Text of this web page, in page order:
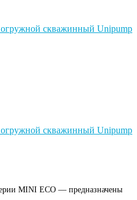
скважинный Unipump
скважинный Unipump
MINI ЕСО — предназначены